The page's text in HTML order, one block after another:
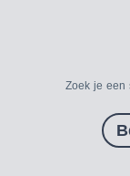
Zoek je een